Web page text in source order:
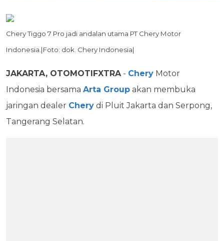
Chery Tiggo 7 Pro jadi andalan utama PT Chery Motor
Indonesia.|Foto: dok. Chery Indonesia|
JAKARTA, OTOMOTIFXTRA- Chery Motor
Indonesia bersama Arta Group akan membuka
jaringan dealer Chery di Pluit Jakarta dan Serpong,
Tangerang Selatan.